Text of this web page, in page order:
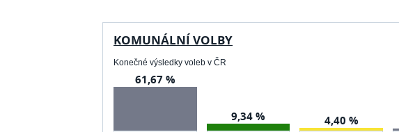
KOMUNÁLNÍ VOLBY
Konečné výsledky voleb v ČR
61,67 %
9,34 % 4,40 %